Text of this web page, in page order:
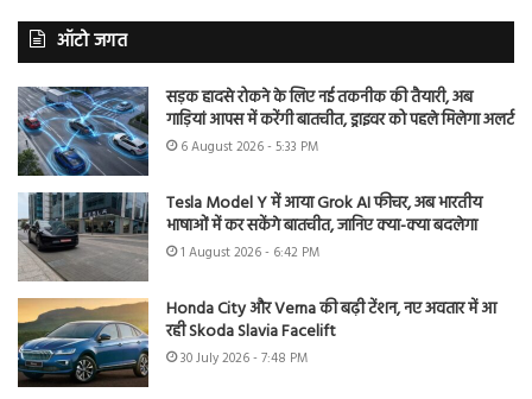
ऑटो जगत
सड़क हादसे रोकने के लिए नई तकनीक की तैयारी, अब
गाड़ियां आपस में करेंगी बातचीत, ड्राइवर को पहले मिलेगा अलर्ट
6 August 2026 - 5:33 PM
Tesla Model Y में आया Grok AI फीचर, अब भारतीय
भाषाओं में कर सकेंगे बातचीत, जानिए क्या-क्या बदलेगा
1 August 2026 - 6:42 PM
Honda City और Verna की बढ़ी टेंशन, नए अवतार में आ
रही Skoda Slavia Facelift
30 July 2026 - 7:48 PM